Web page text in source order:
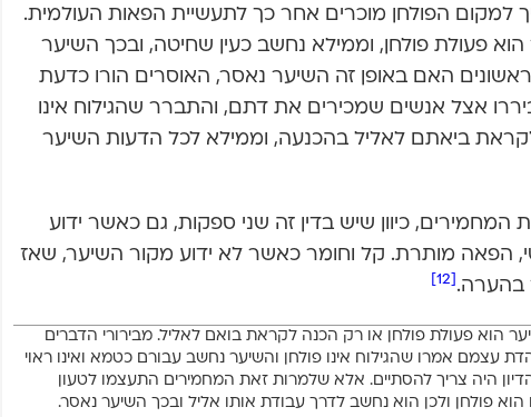
למקום הפולחן מוכרים אחר כך לתעשיית הפאות העולמית.
פעולת פולחן, וממילא נחשב כעין שחיטה, ובכך השיער
האם באופן זה השיער נאסר, האוסרים הורו כדעת
אצל אנשים שמכירים את דתם, והתברר שהגילוח אינו
ביאתם לאליל בהכנעה, וממילא לכל הדעות השיער
כיוון שיש בדין זה שני ספקות, גם כאשר ידוע
הפאה מותרת. קל וחומר כאשר לא ידוע מקור השיער, שאז
בהערה.
הוא פעולת פולחן או רק הכנה לקראת בואם לאליל. מבירורי הדברים
עצמם אמרו שהגילוח אינו פולחן והשיער נחשב עבורם כטמא ואינו ראוי
היה צריך להסתיים. אלא שלמרות זאת המחמירים התעצמו לטעון
פולחן ולכן הוא נחשב לדרך עבודת אותו אליל ובכך השיער נאסר.